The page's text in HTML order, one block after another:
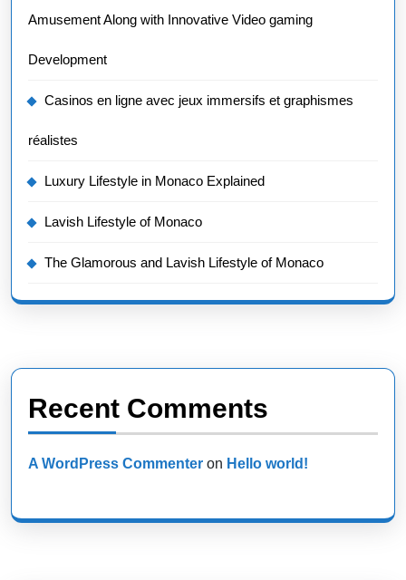
Amusement Along with Innovative Video gaming
Development
Casinos en ligne avec jeux immersifs et graphismes
réalistes
Luxury Lifestyle in Monaco Explained
Lavish Lifestyle of Monaco
The Glamorous and Lavish Lifestyle of Monaco
Recent Comments
A WordPress Commenter on Hello world!